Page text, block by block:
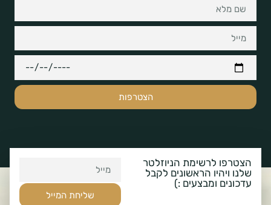
הצטרפות
הצטרפו לרשימת הניוזלטר
שלנו ויהיו הראשונים לקבל
עדכונים ומבצעים :)
שליחת המייל